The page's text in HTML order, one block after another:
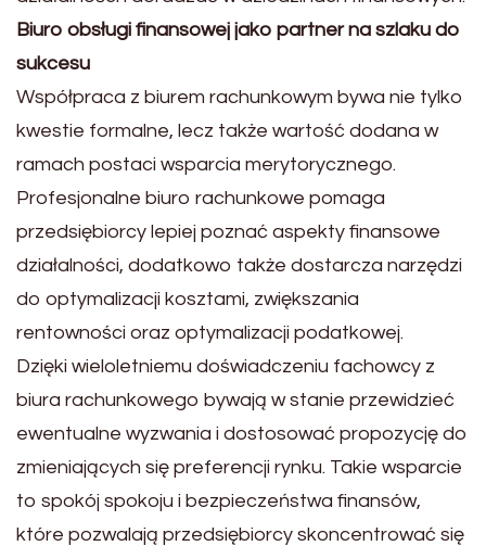
Biuro obsługi finansowej jako partner na szlaku do
sukcesu
Współpraca z biurem rachunkowym bywa nie tylko
kwestie formalne, lecz także wartość dodana w
ramach postaci wsparcia merytorycznego.
Profesjonalne biuro rachunkowe pomaga
przedsiębiorcy lepiej poznać aspekty finansowe
działalności, dodatkowo także dostarcza narzędzi
do optymalizacji kosztami, zwiększania
rentowności oraz optymalizacji podatkowej.
Dzięki wieloletniemu doświadczeniu fachowcy z
biura rachunkowego bywają w stanie przewidzieć
ewentualne wyzwania i dostosować propozycję do
zmieniających się preferencji rynku. Takie wsparcie
to spokój spokoju i bezpieczeństwa finansów,
które pozwalają przedsiębiorcy skoncentrować się